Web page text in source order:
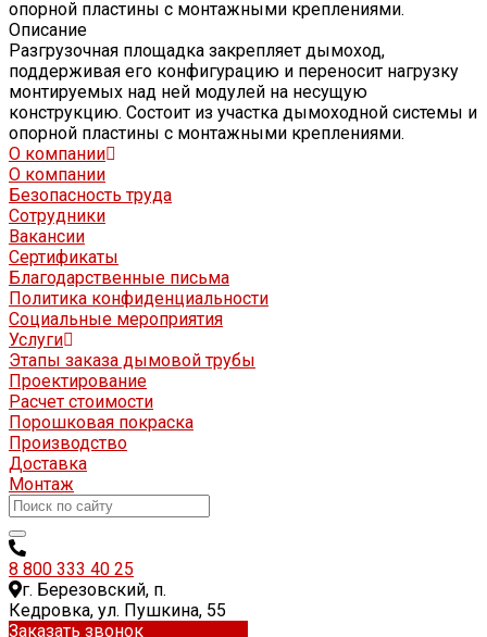
опорной пластины с монтажными креплениями.
Описание
Разгрузочная площадка закрепляет дымоход,
поддерживая его конфигурацию и переносит нагрузку
монтируемых над ней модулей на несущую
конструкцию. Состоит из участка дымоходной системы и
опорной пластины с монтажными креплениями.
О компании
О компании
Безопасность труда
Сотрудники
Вакансии
Сертификаты
Благодарственные письма
Политика конфиденциальности
Социальные мероприятия
Услуги
Этапы заказа дымовой трубы
Проектирование
Расчет стоимости
Порошковая покраска
Производство
Доставка
Монтаж
8 800 333 40 25
г. Березовский, п.
Кедровка, ул. Пушкина, 55
Заказать звонок